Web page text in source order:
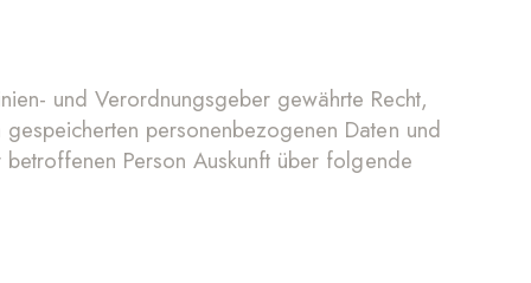
und Verordnungsgeber gewährte Recht,
personenbezogenen Daten und
Person Auskunft über folgende